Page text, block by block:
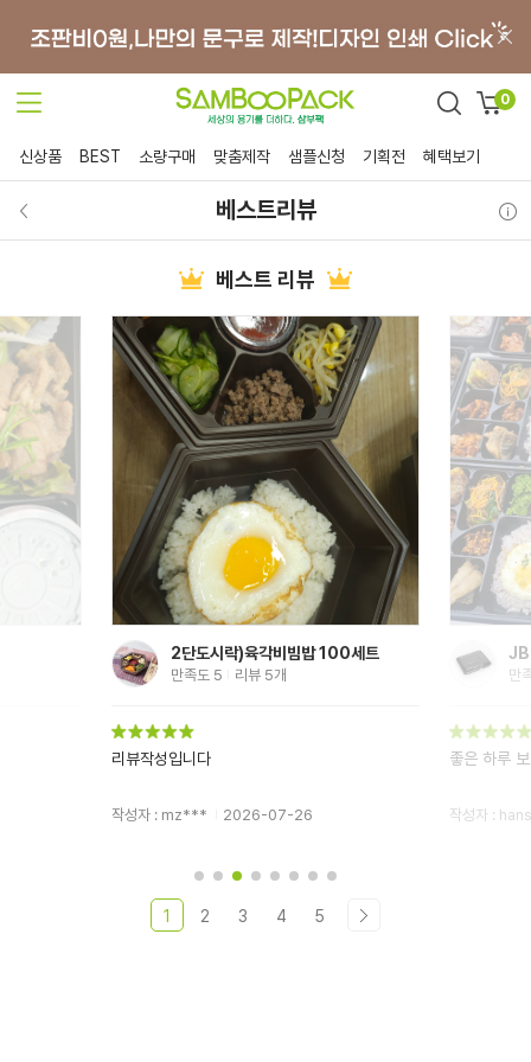
0
신상품 BEST 소량구매 맞춤제작 샘플신청 기획전 혜택보기
베스트리뷰
베스트 리뷰
2단도시락)육각비빔밥 100세트
만족도 5 리뷰 5개
리뷰작성입니다
작성자 : mz*** 2026-07-26
만
좋은 하루
작성자 :
1 2 3 4 5